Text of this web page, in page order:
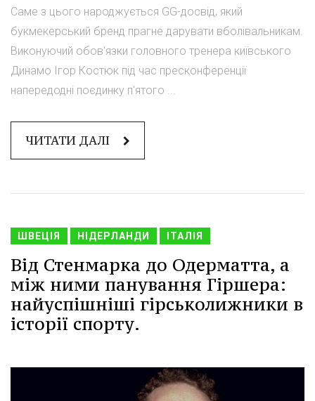
Саме з цього народжується GG-досвід, який
букмекерський бренд прагне дарувати вболівальникам.
Виконуючий обов'язки головного тренера київського
Динамо Ігор Костюк під час пресконференції
напередодні поєдинку п'ятого ...
ЧИТАТИ ДАЛІ
ШВЕЦІЯ НІДЕРЛАНДИ ІТАЛІЯ
Від Стенмарка до Одерматта, а
між ними панування Гіршера:
найуспішніші гірськолижники в
історії спорту.